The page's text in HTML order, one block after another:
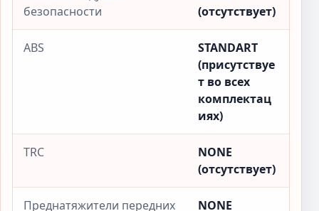
безопасности
(отсутствует)
ABS
STANDART
(присутствуе
т во всех
комплектац
иях)
TRC
NONE
(отсутствует)
Преднатяжители передних
NONE